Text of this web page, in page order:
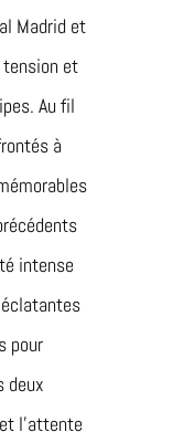
Madrid et
et
Au fil
à
intense
pour
deux
l’attente